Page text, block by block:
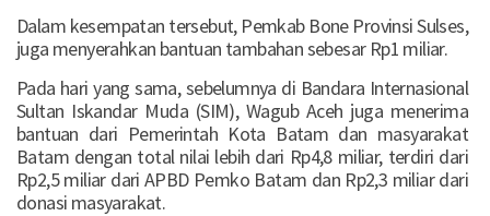
Dalam kesempatan tersebut, Pemkab Bone Provinsi Sulses,
juga menyerahkan bantuan tambahan sebesar Rp1 miliar.
Pada hari yang sama, sebelumnya di Bandara Internasional
Sultan Iskandar Muda (SIM), Wagub Aceh juga menerima
bantuan dari Pemerintah Kota Batam dan masyarakat
Batam dengan total nilai lebih dari Rp4,8 miliar, terdiri dari
Rp2,5 miliar dari APBD Pemko Batam dan Rp2,3 miliar dari
donasi masyarakat.